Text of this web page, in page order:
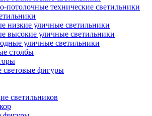
потолочные технические светильники
низкие уличные светильники
высокие уличные светильники
уличные светильники
столбы
световые фигуры
светильников